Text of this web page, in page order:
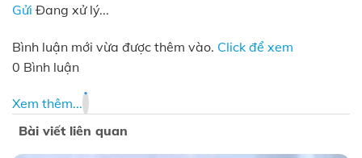
Gửi Đang xử lý...
Bình luận mới vừa được thêm vào. Click để xem
0 Bình luận
Xem thêm...
Bài viết liên quan